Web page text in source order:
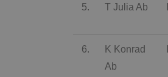
5. T Julia Ab
6.
K Konrad
Ab